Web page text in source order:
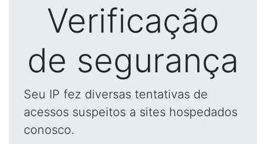
Verificação
de segurança
Seu IP fez diversas tentativas de
acessos suspeitos a sites hospedados
conosco.